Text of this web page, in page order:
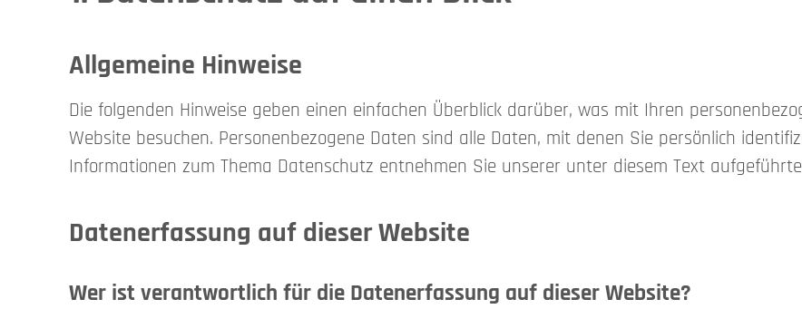
Allgemeine Hinweise
Die folgenden Hinweise geben einen einfachen Überblick darüber, was mit Ihren
Website besuchen. Personenbezogene Daten sind alle Daten, mit denen Sie persönlich
Informationen zum Thema Datenschutz entnehmen Sie unserer unter diesem Text
Datenerfassung auf dieser Website
Wer ist verantwortlich für die Datenerfassung auf dieser Website?